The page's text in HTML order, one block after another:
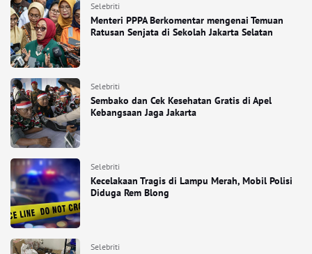
Selebriti
Menteri PPPA Berkomentar mengenai Temuan
Ratusan Senjata di Sekolah Jakarta Selatan
Selebriti
Sembako dan Cek Kesehatan Gratis di Apel
Kebangsaan Jaga Jakarta
Selebriti
Kecelakaan Tragis di Lampu Merah, Mobil Polisi
Diduga Rem Blong
Selebriti